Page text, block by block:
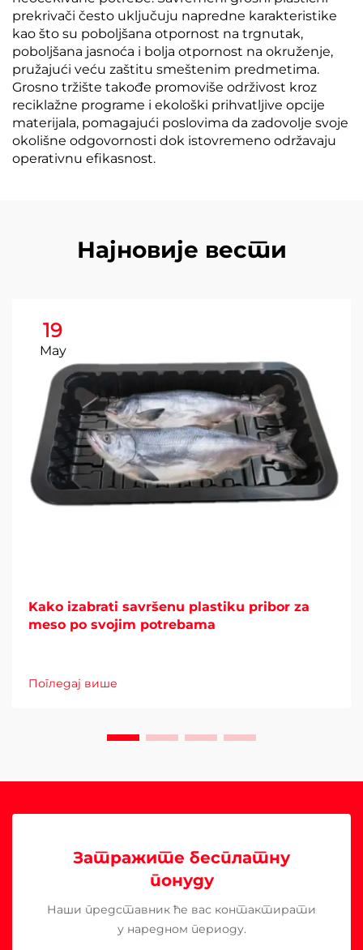
prekrivači često uključuju napredne karakteristike
kao što su poboljšana otpornost na trgnutak,
poboljšana jasnoća i bolja otpornost na okruženje,
pružajući veću zaštitu smeštenim predmetima.
Grosno tržište takođe promoviše održivost kroz
reciklažne programe i ekološki prihvatljive opcije
materijala, pomagajući poslovima da zadovolje svoje
okolišne odgovornosti dok istovremeno održavaju
operativnu efikasnost.
Најновије вести
19
May
Kako izabrati savršenu plastiku pribor za
meso po svojim potrebama
Погледај више
Затражите бесплатну
понуду
Наши представник ће вас контактирати
у наредном периоду.